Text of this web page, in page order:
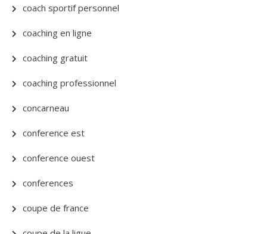
coach sportif personnel
coaching en ligne
coaching gratuit
coaching professionnel
concarneau
conference est
conference ouest
conferences
coupe de france